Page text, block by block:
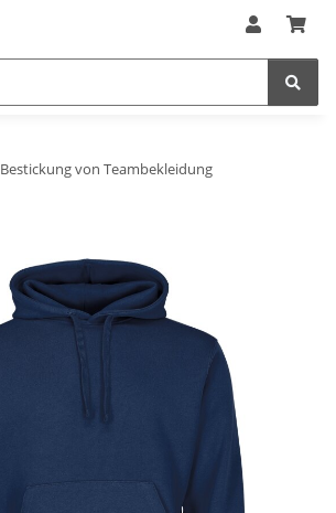
Bestickung von Teambekleidung